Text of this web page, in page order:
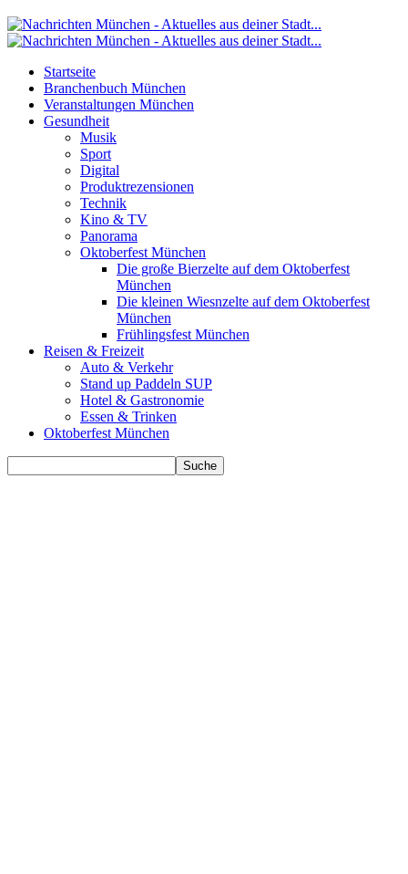
Startseite
Branchenbuch München
Veranstaltungen München
Gesundheit
Musik
Sport
Digital
Produktrezensionen
Technik
Kino & TV
Panorama
Oktoberfest München
Die große Bierzelte auf dem Oktoberfest
München
Die kleinen Wiesnzelte auf dem Oktoberfest
München
Frühlingsfest München
Reisen & Freizeit
Auto & Verkehr
Stand up Paddeln SUP
Hotel & Gastronomie
Essen & Trinken
Oktoberfest München